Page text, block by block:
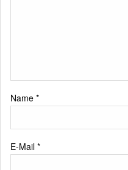
Name *
E-Mail *